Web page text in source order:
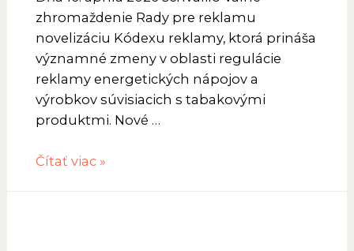
zhromaždenie Rady pre reklamu
novelizáciu Kódexu reklamy, ktorá prináša
významné zmeny v oblasti regulácie
reklamy energetických nápojov a
výrobkov súvisiacich s tabakovými
produktmi. Nové …
RPR
Čítať viac »